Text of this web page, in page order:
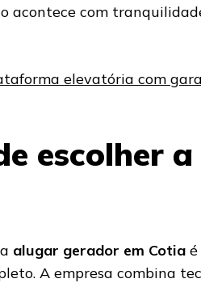
acontece com
elevatória com
escolher a
alugar gerador em Cotia
A empresa combina